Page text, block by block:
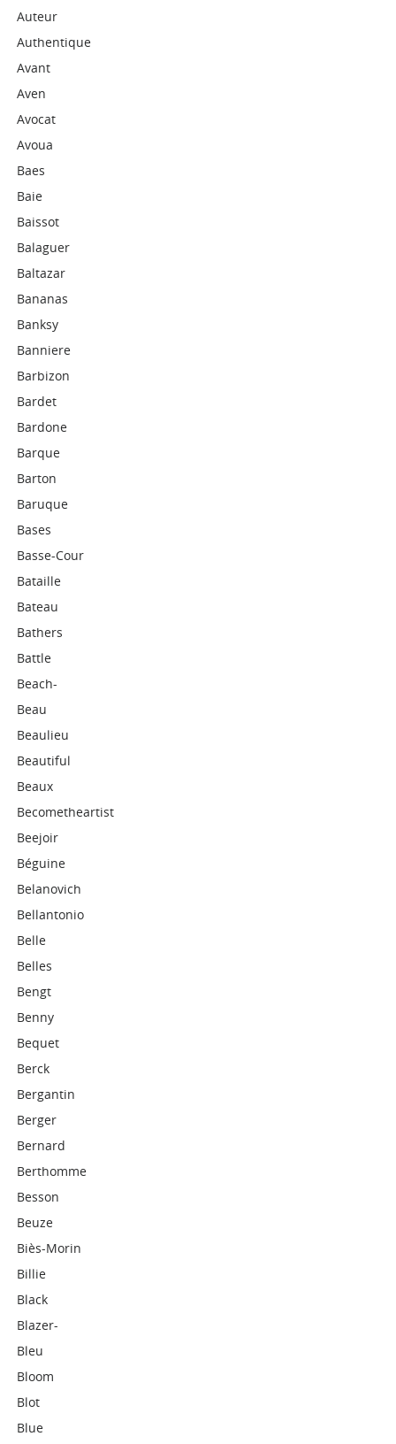
Auteur
Authentique
Avant
Aven
Avocat
Avoua
Baes
Baie
Baissot
Balaguer
Baltazar
Bananas
Banksy
Banniere
Barbizon
Bardet
Bardone
Barque
Barton
Baruque
Bases
Basse-Cour
Bataille
Bateau
Bathers
Battle
Beach-
Beau
Beaulieu
Beautiful
Beaux
Becometheartist
Beejoir
Béguine
Belanovich
Bellantonio
Belle
Belles
Bengt
Benny
Bequet
Berck
Bergantin
Berger
Bernard
Berthomme
Besson
Beuze
Biès-Morin
Billie
Black
Blazer-
Bleu
Bloom
Blot
Blue